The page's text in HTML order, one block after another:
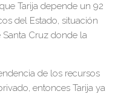
Tarija depende un 92
del Estado, situación
Cruz donde la
de los recursos
entonces Tarija ya